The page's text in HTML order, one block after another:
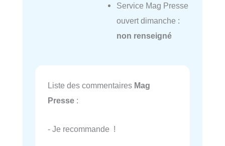
Service Mag Presse
ouvert dimanche :
non renseigné
Liste des commentaires Mag
Presse :
- Je recommande !